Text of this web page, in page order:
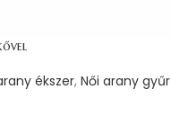
ékszer, Női arany